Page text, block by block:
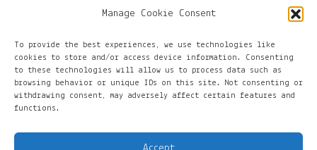
Manage Cookie Consent
To provide the best experiences, we use technologies like
cookies to store and/or access device information. Consenting
to these technologies will allow us to process data such as
browsing behavior or unique IDs on this site. Not consenting or
withdrawing consent, may adversely affect certain features and
functions.
Accept
Onze gegevens